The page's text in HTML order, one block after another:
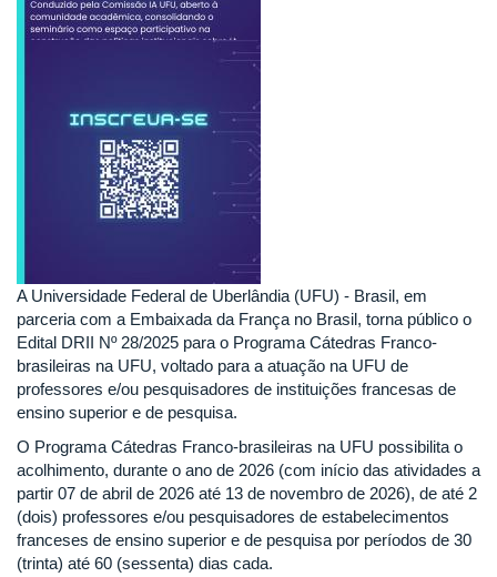
A Universidade Federal de Uberlândia (UFU) - Brasil, em
parceria com a Embaixada da França no Brasil, torna público o
Edital DRII Nº 28/2025 para o Programa Cátedras Franco-
brasileiras na UFU, voltado para a atuação na UFU de
professores e/ou pesquisadores de instituições francesas de
ensino superior e de pesquisa.
O Programa Cátedras Franco-brasileiras na UFU possibilita o
acolhimento, durante o ano de 2026 (com início das atividades a
partir 07 de abril de 2026 até 13 de novembro de 2026), de até 2
(dois) professores e/ou pesquisadores de estabelecimentos
franceses de ensino superior e de pesquisa por períodos de 30
(trinta) até 60 (sessenta) dias cada.